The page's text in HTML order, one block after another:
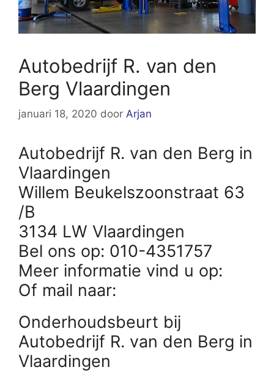
Autobedrijf R. van den
Berg Vlaardingen
januari 18, 2020 door Arjan
Autobedrijf R. van den Berg in
Vlaardingen
Willem Beukelszoonstraat 63
/B
3134 LW Vlaardingen
Bel ons op: 010-4351757
Meer informatie vind u op:
Of mail naar:
Onderhoudsbeurt bij
Autobedrijf R. van den Berg in
Vlaardingen